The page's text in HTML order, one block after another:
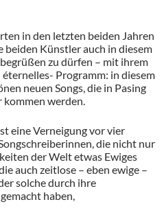
in den letzten beiden Jahren
beiden Künstler auch in diesem
zu dürfen – mit ihrem
Programm: in diesem
neuen Songs, die in Pasing
kommen werden.
eine Verneigung vor vier
die nicht nur
der Welt etwas Ewiges
auch zeitlose – eben ewige –
solche durch ihre
haben,